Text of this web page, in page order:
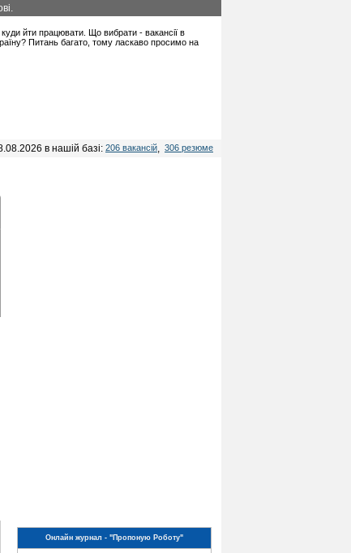
йти працювати. Що вибрати - вакансії в
Питань багато, тому ласкаво просимо на
в нашій базі: 206 вакансій, 306 резюме
Онлайн журнал - "Пропоную Роботу"